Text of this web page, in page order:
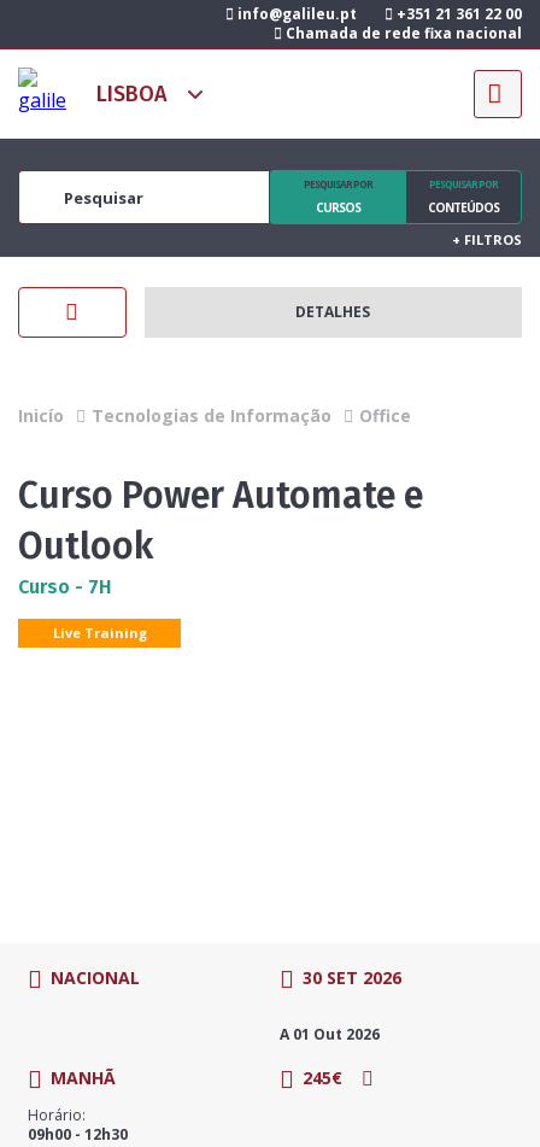
info@galileu.pt
+351 21 361 22 00
Chamada de rede fixa nacional
PESQUISAR POR
CURSOS
PESQUISAR POR
CONTEÚDOS
+ FILTROS
DETALHES
Inicío Tecnologias de Informação Office
Curso Power Automate e
Outlook
Curso - 7H
Live Training
NACIONAL 30 SET 2026
A 01 Out 2026
MANHÃ
Horário:
09h00 - 12h30
245€